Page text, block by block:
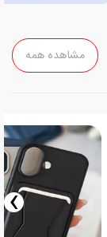
مشاهده همه
›